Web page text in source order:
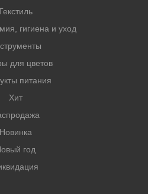
гигиена и уход
для цветов
питания
Хит
Новинка
год